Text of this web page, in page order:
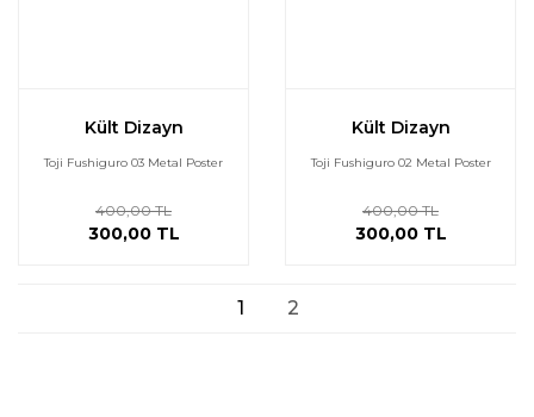
Kült Dizayn
Toji Fushiguro 03 Metal Poster
400,00 TL
300,00 TL
Kült Dizayn
Toji Fushiguro 02 Metal Poster
400,00 TL
300,00 TL
1 2